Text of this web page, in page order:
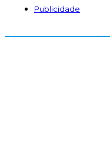
Publicidade